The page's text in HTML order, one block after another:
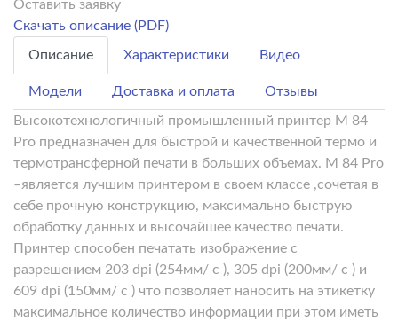
Оставить заявку
Скачать описание (PDF)
Описание Характеристики Видео
Модели Доставка и оплата Отзывы
Высокотехнологичный промышленный принтер M 84
Pro предназначен для быстрой и качественной термо и
термотрансферной печати в больших объемах. M 84 Pro
–является лучшим принтером в своем классе ,сочетая в
себе прочную конструкцию, максимально быструю
обработку данных и высочайшее качество печати.
Принтер способен печатать изображение с
разрешением 203 dpi (254мм/ c ), 305 dpi (200мм/ c ) и
609 dpi (150мм/ c ) что позволяет наносить на этикетку
максимальное количество информации при этом иметь